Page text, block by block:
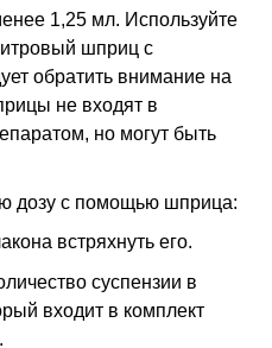
1,25 мл. Используйте
шприц с
обратить внимание на
не входят в
но могут быть
дозу с помощью шприца:
встряхнуть его.
суспензии в
входит в комплект